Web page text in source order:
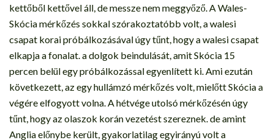
kettőből kettővel áll, de messze nem meggyőző. A Wales-
Skócia mérkőzés sokkal szórakoztatóbb volt, a walesi
csapat korai próbálkozásával úgy tűnt, hogy a walesi csapat
elkapja a fonalat. a dolgok beindulását, amit Skócia 15
percen belül egy próbálkozással egyenlített ki. Ami ezután
következett, az egy hullámzó mérkőzés volt, mielőtt Skócia a
végére elfogyott volna. A hétvége utolsó mérkőzésén úgy
tűnt, hogy az olaszok korán vezetést szereznek. de amint
Anglia előnybe került, gyakorlatilag egyirányú volt a